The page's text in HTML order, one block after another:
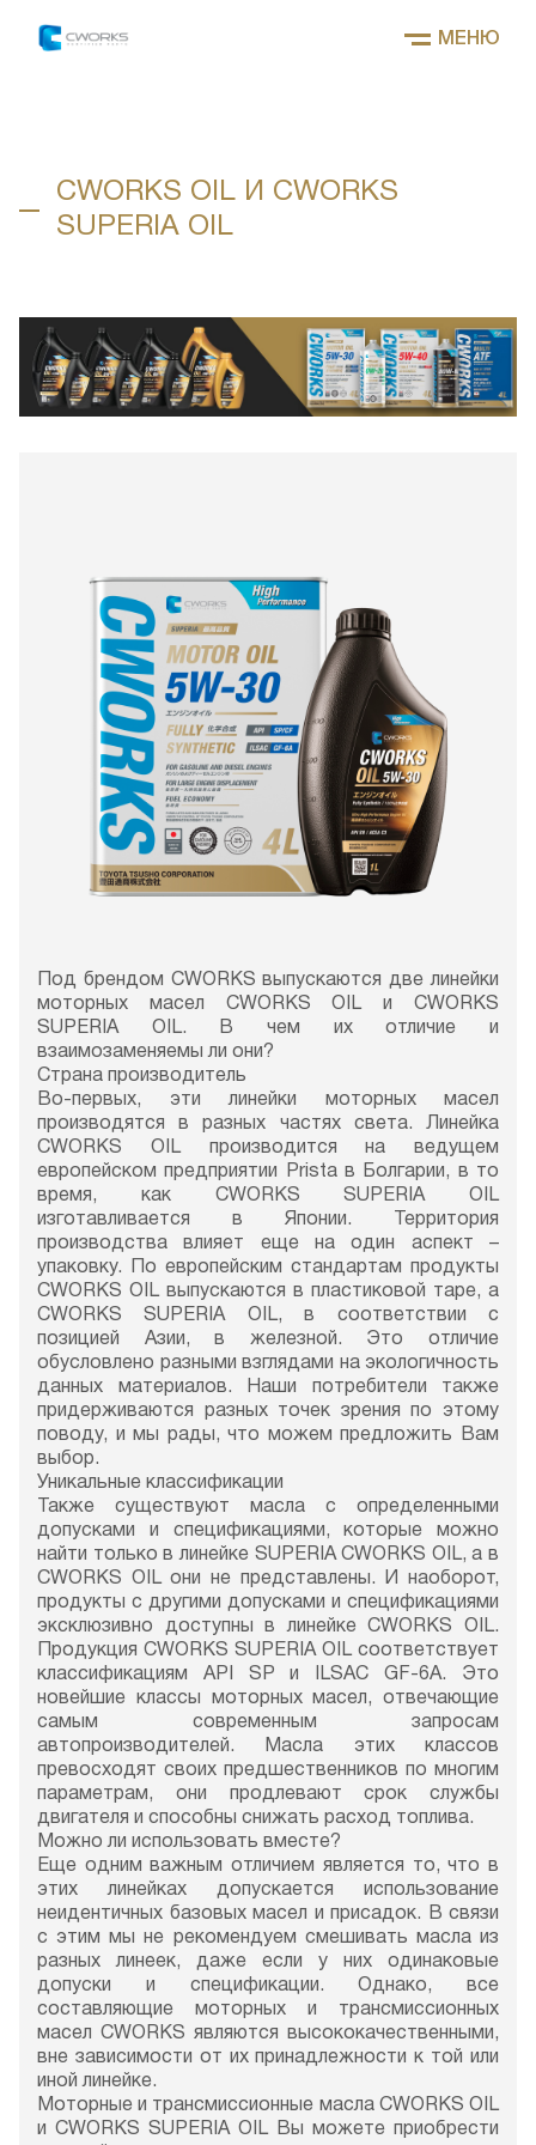
МЕНЮ
CWORKS OIL И CWORKS
SUPERIA OIL
Под брендом CWORKS выпускаются две линейки
моторных масел CWORKS OIL и CWORKS
SUPERIA OIL. В чем их отличие и
взаимозаменяемы ли они?
Страна производитель
Во-первых, эти линейки моторных масел
производятся в разных частях света. Линейка
CWORKS OIL производится на ведущем
европейском предприятии Prista в Болгарии, в то
время, как CWORKS SUPERIA OIL
изготавливается в Японии. Территория
производства влияет еще на один аспект –
упаковку. По европейским стандартам продукты
CWORKS OIL выпускаются в пластиковой таре, а
CWORKS SUPERIA OIL, в соответствии с
позицией Азии, в железной. Это отличие
обусловлено разными взглядами на экологичность
данных материалов. Наши потребители также
придерживаются разных точек зрения по этому
поводу, и мы рады, что можем предложить Вам
выбор.
Уникальные классификации
Также существуют масла с определенными
допусками и спецификациями, которые можно
найти только в линейке SUPERIA CWORKS OIL, а в
CWORKS OIL они не представлены. И наоборот,
продукты с другими допусками и спецификациями
эксклюзивно доступны в линейке CWORKS OIL.
Продукция CWORKS SUPERIA OIL соответствует
классификациям API SP и ILSAC GF-6A. Это
новейшие классы моторных масел, отвечающие
самым современным запросам
автопроизводителей. Масла этих классов
превосходят своих предшественников по многим
параметрам, они продлевают срок службы
двигателя и способны снижать расход топлива.
Можно ли использовать вместе?
Еще одним важным отличием является то, что в
этих линейках допускается использование
неидентичных базовых масел и присадок. В связи
с этим мы не рекомендуем смешивать масла из
разных линеек, даже если у них одинаковые
допуски и спецификации. Однако, все
составляющие моторных и трансмиссионных
масел CWORKS являются высококачественными,
вне зависимости от их принадлежности к той или
иной линейке.
Моторные и трансмиссионные масла CWORKS OIL
и CWORKS SUPERIA OIL Вы можете приобрести